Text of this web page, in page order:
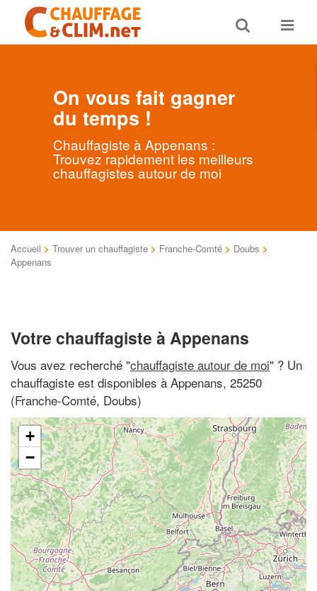
Toggle
search
Toggle
On vous fait gagner
du temps !
Chauffagiste à Appenans :
Trouvez rapidement les meilleurs
chauffagistes autour de moi
Accueil > Trouver un chauffagiste > Franche-Comté > Doubs >
Appenans
Votre chauffagiste à Appenans
Vous avez recherché "chauffagiste autour de moi" ? Un
chauffagiste est disponibles à Appenans, 25250
(Franche-Comté, Doubs)
+
−